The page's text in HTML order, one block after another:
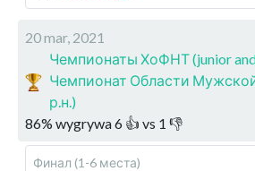
20 mar, 2021
Чемпионаты ХоФНТ (junior
Чемпионат Области
р.н.)
86% wygrywa6 👍 vs 1 👎
Финал (1-6 места)